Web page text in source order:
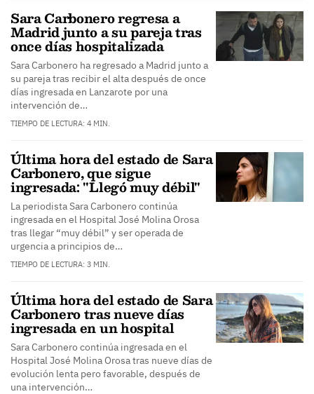
Sara Carbonero regresa a
Madrid junto a su pareja tras
once días hospitalizada
Sara Carbonero ha regresado a Madrid junto a
su pareja tras recibir el alta después de once
días ingresada en Lanzarote por una
intervención de…
TIEMPO DE LECTURA: 4 MIN.
Última hora del estado de Sara
Carbonero, que sigue
ingresada: "Llegó muy débil"
La periodista Sara Carbonero continúa
ingresada en el Hospital José Molina Orosa
tras llegar “muy débil” y ser operada de
urgencia a principios de…
TIEMPO DE LECTURA: 3 MIN.
Última hora del estado de Sara
Carbonero tras nueve días
ingresada en un hospital
Sara Carbonero continúa ingresada en el
Hospital José Molina Orosa tras nueve días de
evolución lenta pero favorable, después de
una intervención…